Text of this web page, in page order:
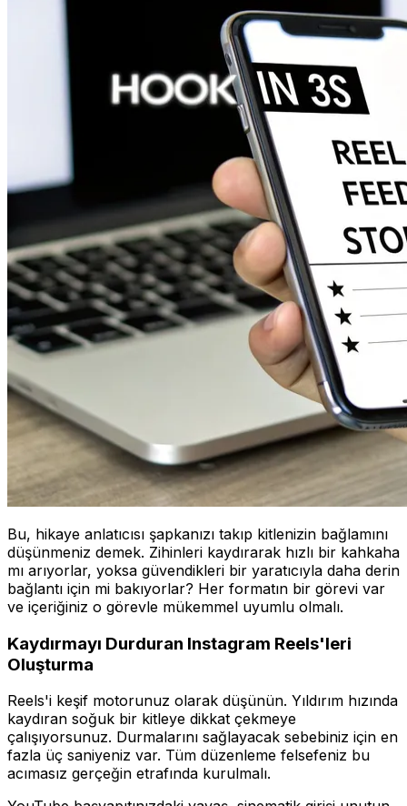
Bu, hikaye anlatıcısı şapkanızı takıp kitlenizin bağlamını
düşünmeniz demek. Zihinleri kaydırarak hızlı bir kahkaha
mı arıyorlar, yoksa güvendikleri bir yaratıcıyla daha derin
bağlantı için mi bakıyorlar? Her formatın bir görevi var
ve içeriğiniz o görevle mükemmel uyumlu olmalı.
Kaydırmayı Durduran Instagram Reels'leri
Oluşturma
Reels'i keşif motorunuz olarak düşünün. Yıldırım hızında
kaydıran soğuk bir kitleye dikkat çekmeye
çalışıyorsunuz. Durmalarını sağlayacak sebebiniz için en
fazla üç saniyeniz var. Tüm düzenleme felsefeniz bu
acımasız gerçeğin etrafında kurulmalı.